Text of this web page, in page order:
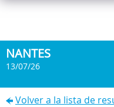
NANTES
13/07/26
Volver a la lista de